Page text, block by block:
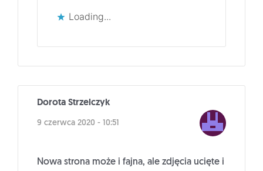
Loading...
Dorota Strzelczyk
9 czerwca 2020 - 10:51
Nowa strona może i fajna, ale zdjęcia ucięte i